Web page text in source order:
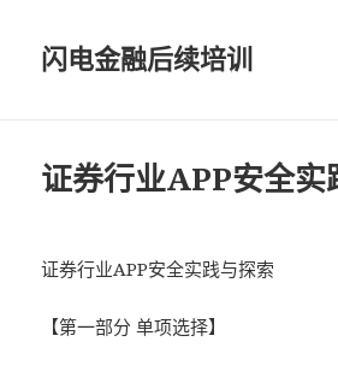
闪电金融后续培训
证券行业APP安全实
证券行业APP安全实践与探索
【第一部分 单项选择】